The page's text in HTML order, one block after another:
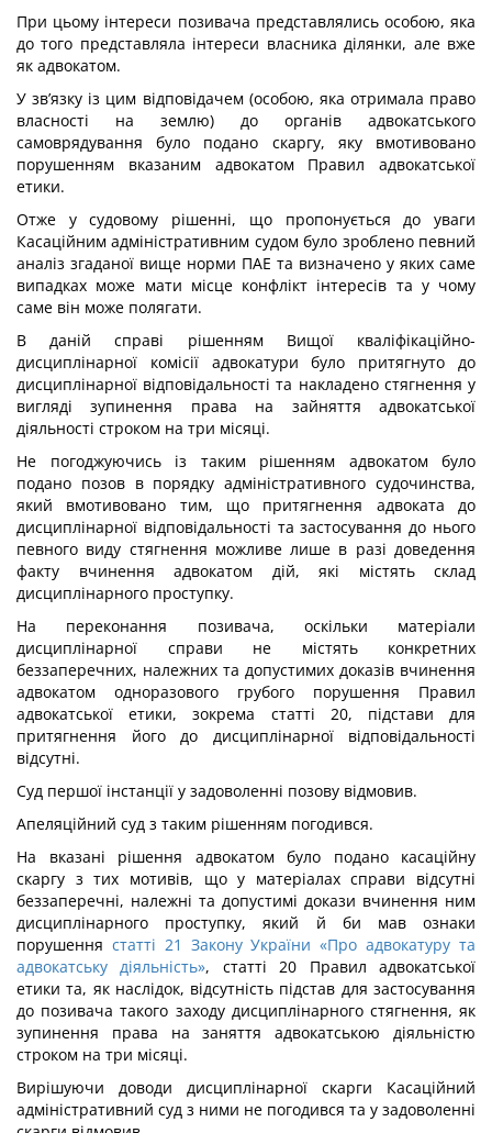
При цьому інтереси позивача представлялись особою, яка
до того представляла інтереси власника ділянки, але вже
як адвокатом.
У зв’язку із цим відповідачем (особою, яка отримала право
власності на землю) до органів адвокатського
самоврядування було подано скаргу, яку вмотивовано
порушенням вказаним адвокатом Правил адвокатської
етики.
Отже у судовому рішенні, що пропонується до уваги
Касаційним адміністративним судом було зроблено певний
аналіз згаданої вище норми ПАЕ та визначено у яких саме
випадках може мати місце конфлікт інтересів та у чому
саме він може полягати.
В даній справі рішенням Вищої кваліфікаційно-
дисциплінарної комісії адвокатури було притягнуто до
дисциплінарної відповідальності та накладено стягнення у
вигляді зупинення права на зайняття адвокатської
діяльності строком на три місяці.
Не погоджуючись із таким рішенням адвокатом було
подано позов в порядку адміністративного судочинства,
який вмотивовано тим, що притягнення адвоката до
дисциплінарної відповідальності та застосування до нього
певного виду стягнення можливе лише в разі доведення
факту вчинення адвокатом дій, які містять склад
дисциплінарного проступку.
На переконання позивача, оскільки матеріали
дисциплінарної справи не містять конкретних
беззаперечних, належних та допустимих доказів вчинення
адвокатом одноразового грубого порушення Правил
адвокатської етики, зокрема статті 20, підстави для
притягнення його до дисциплінарної відповідальності
відсутні.
Суд першої інстанції у задоволенні позову відмовив.
Апеляційний суд з таким рішенням погодився.
На вказані рішення адвокатом було подано касаційну
скаргу з тих мотивів, що у матеріалах справи відсутні
беззаперечні, належні та допустимі докази вчинення ним
дисциплінарного проступку, який й би мав ознаки
порушення статті 21 Закону України «Про адвокатуру та
адвокатську діяльність», статті 20 Правил адвокатської
етики та, як наслідок, відсутність підстав для застосування
до позивача такого заходу дисциплінарного стягнення, як
зупинення права на заняття адвокатською діяльністю
строком на три місяці.
Вирішуючи доводи дисциплінарної скарги Касаційний
адміністративний суд з ними не погодився та у задоволенні